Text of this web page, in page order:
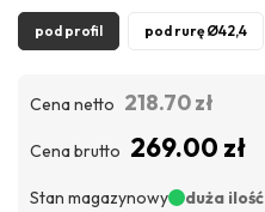
pod profil pod rurę Ø42,4
Cena netto 218.70 zł
Cena brutto 269.00 zł
Stan magazynowy duża ilość